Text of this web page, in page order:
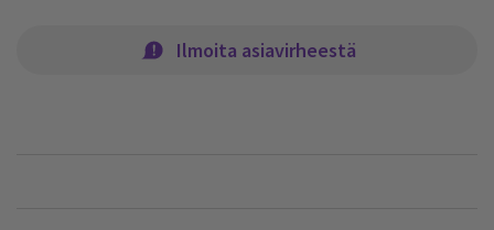
Ilmoita asiavirheestä